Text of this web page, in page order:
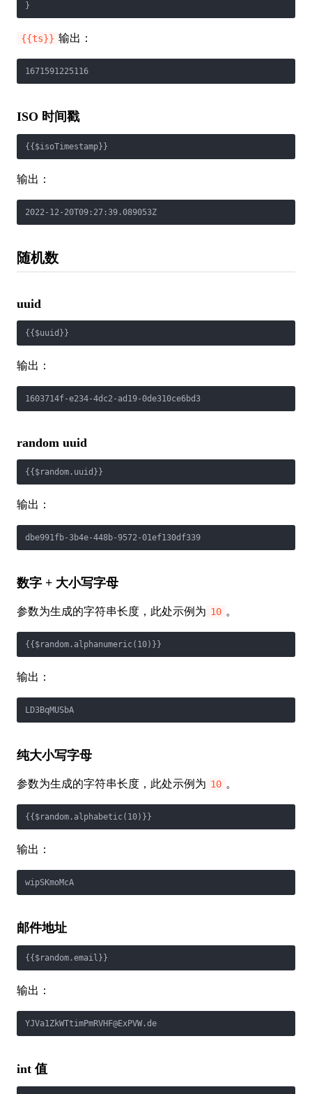
}
{{ts}} 输出：
1671591225116
ISO 时间戳
{{$isoTimestamp}}
输出：
2022-12-20T09:27:39.089053Z
随机数
uuid
{{$uuid}}
输出：
1603714f-e234-4dc2-ad19-0de310ce6bd3
random uuid
{{$random.uuid}}
输出：
dbe991fb-3b4e-448b-9572-01ef130df339
数字 + 大小写字母
参数为生成的字符串长度，此处示例为 10 。
{{$random.alphanumeric(10)}}
输出：
LD3BqMUSbA
纯大小写字母
参数为生成的字符串长度，此处示例为 10 。
{{$random.alphabetic(10)}}
输出：
wipSKmoMcA
邮件地址
{{$random.email}}
输出：
YJVa1ZkWTtimPmRVHF@ExPVW.de
int 值